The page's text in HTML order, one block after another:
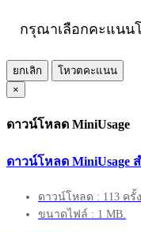
กรุณาเลือกคะแนน
ยกเลิก
โหวตคะแนน
×
ดาวน์โหลด MiniUsage
ดาวน์โหลด MiniUsage
ดาวน์โหลด : 113 ครั้ง
ขนาดไฟล์ : 1 MB.